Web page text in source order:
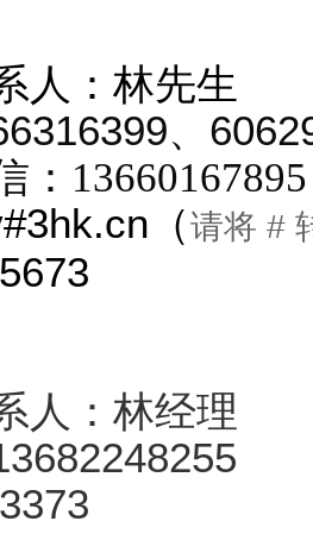
人：林先生
、
：
（请将 #
人：林经理